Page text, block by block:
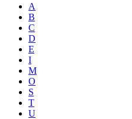
A
B
C
D
E
I
M
O
S
T
U